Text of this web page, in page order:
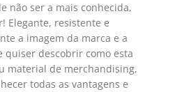
não ser a mais conhecida,
Elegante, resistente e
a imagem da marca e a
quiser descobrir como esta
material de merchandising,
todas as vantagens e